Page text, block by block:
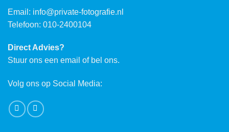
Email: info@private-fotografie.nl
Telefoon: 010-2400104
Direct Advies?
Stuur ons een email of bel ons.
Volg ons op Social Media: